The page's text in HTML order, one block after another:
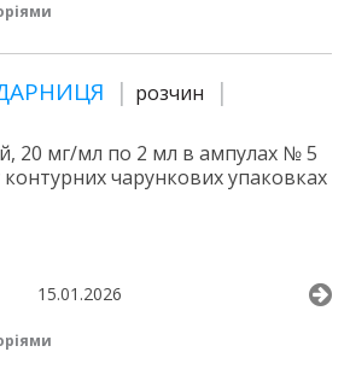
розчин
20 мг/мл по 2 мл в ампулах № 5
чарункових упаковках
15.01.2026